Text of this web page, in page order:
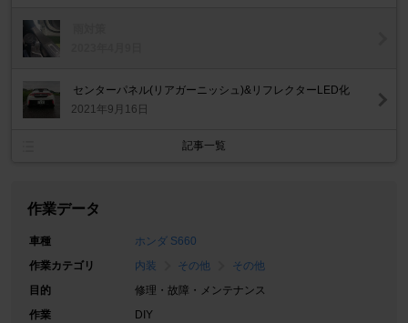
センターパネル(リアガーニッシュ)&リフレクターLED化
2021年9月16日
記事一覧
作業データ
車種
ホンダ S660
作業カテゴリ
内装 その他
その他
目的
修理・故障・メンテナンス
作業
DIY